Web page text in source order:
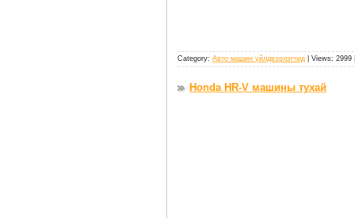
Category: Авто машин үйлдвэрлэгчид | Views:
Honda HR-V машины тухай